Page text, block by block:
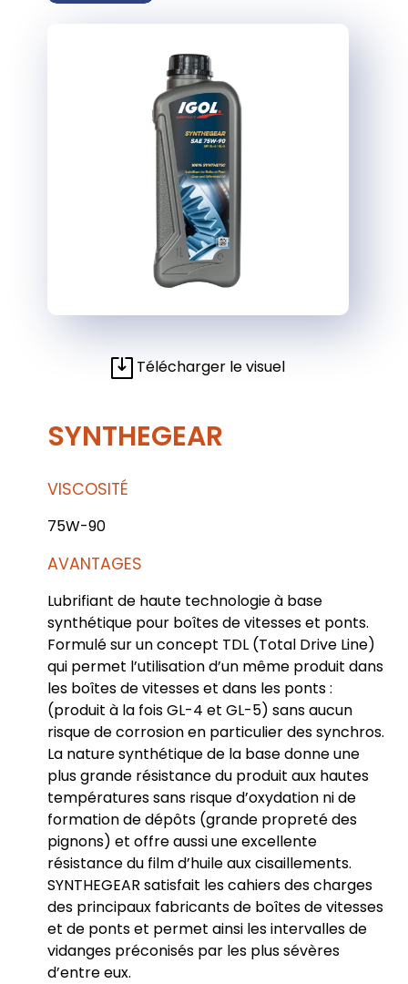
Télécharger le visuel
SYNTHEGEAR
VISCOSITÉ
75W-90
AVANTAGES
Lubrifiant de haute technologie à base
synthétique pour boîtes de vitesses et ponts.
Formulé sur un concept TDL (Total Drive Line)
qui permet l’utilisation d’un même produit dans
les boîtes de vitesses et dans les ponts :
(produit à la fois GL-4 et GL-5) sans aucun
risque de corrosion en particulier des synchros.
La nature synthétique de la base donne une
plus grande résistance du produit aux hautes
températures sans risque d’oxydation ni de
formation de dépôts (grande propreté des
pignons) et offre aussi une excellente
résistance du film d’huile aux cisaillements.
SYNTHEGEAR satisfait les cahiers des charges
des principaux fabricants de boîtes de vitesses
et de ponts et permet ainsi les intervalles de
vidanges préconisés par les plus sévères
d’entre eux.